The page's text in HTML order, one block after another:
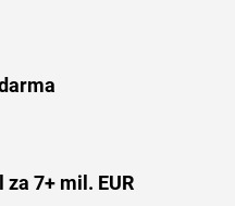
7+ mil. EUR